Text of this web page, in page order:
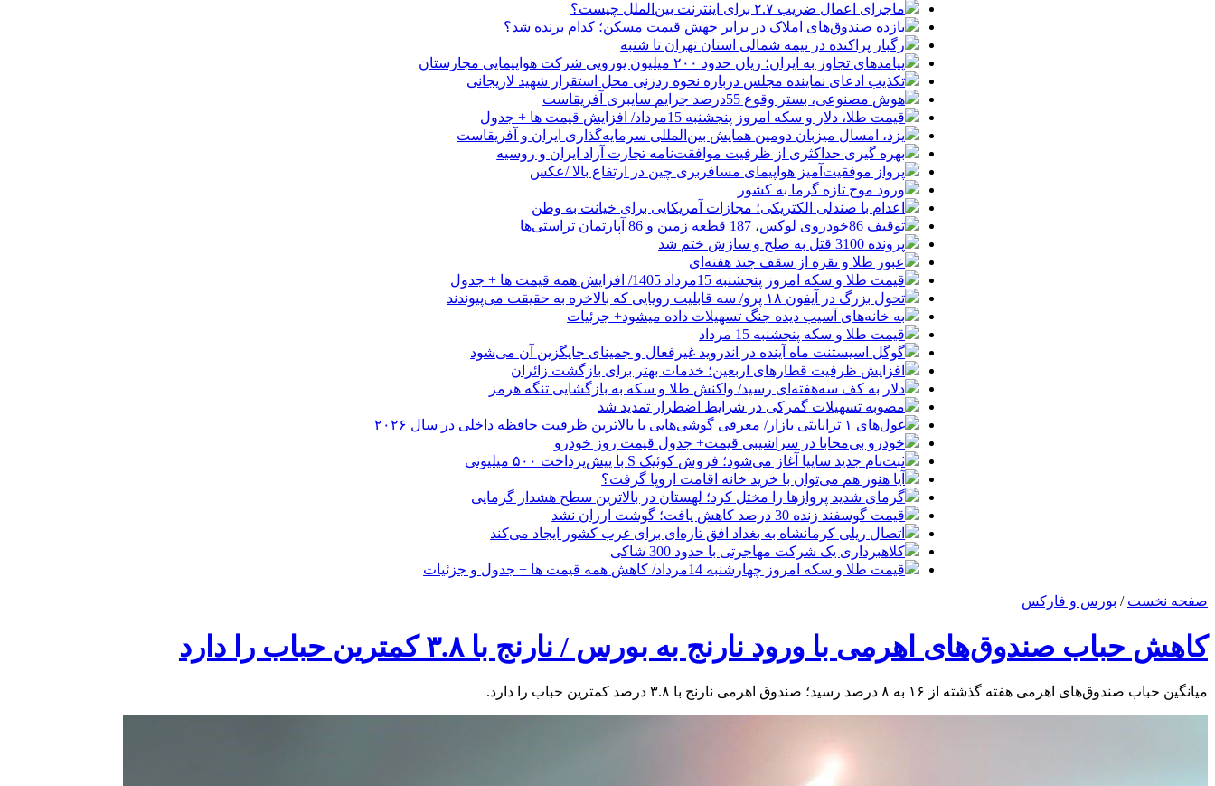
ماجرای اعمال ضریب ۲.۷ برای اینترنت بین‌الملل چیست؟
بازده صندوق‌های املاک در برابر جهش قیمت مسکن؛ کدام برنده شد؟
رگبار پراکنده در نیمه شمالی استان تهران تا شنبه
پیامدهای تجاوز به ایران؛ زیان حدود ۲۰۰ میلیون یورویی شرکت هواپیمایی مجارستان
تکذیب ادعای نماینده مجلس درباره نحوه ردزنی محل استقرار شهید لاریجانی
هوش مصنوعی، بستر وقوع 55درصد جرایم سایبری آفریقاست
قیمت طلا، دلار و سکه امروز پنجشنبه 15مرداد/ افزایش قیمت ها + جدول
یزد، امسال میزبان دومین همایش بین‌المللی سرمایه‌گذاری ایران و آفریقاست
بهره گیری حداکثری از ظرفیت موافقت‌نامه تجارت آزاد ایران و روسیه
پرواز موفقیت‌آمیز هواپیمای مسافربری چین در ارتفاع بالا /عکس
ورود موج تازه گرما به کشور
اعدام با صندلی الکتریکی؛ مجازات آمریکایی برای خیانت به وطن
توقیف 86خودروی لوکس، 187 قطعه زمین و 86 آپارتمان تراستی‌ها
پرونده 3100 قتل به صلح و سازش ختم شد
عبور طلا و نقره از سقف چند هفته‌ای
قیمت طلا و سکه امروز پنجشنبه 15مرداد 1405/ افزایش همه قیمت ها + جدول
تحول بزرگ در آیفون ۱۸ پرو/ سه قابلیت رویایی که بالاخره به حقیقت می‌پیوندند
به خانه‌های آسیب دیده جنگ تسهیلات داده میشود+ جزئیات
قیمت طلا و سکه پنجشنبه 15 مرداد
گوگل اسیستنت ماه آینده در اندروید غیرفعال و جمینای جایگزین آن می‌شود
افزایش ظرفیت قطارهای اربعین؛ خدمات بهتر برای بازگشت زائران
دلار به کف سه‌هفته‌ای رسید/ واکنش طلا و سکه به بازگشایی تنگه هرمز
مصوبه تسهیلات گمرکی در شرایط اضطرار تمدید شد
غول‌های ۱ ترابایتی بازار/ معرفی گوشی‌هایی با بالاترین ظرفیت حافظه داخلی در سال ۲۰۲۶
خودرو بی‌محابا در سراشیبی قیمت+ جدول قیمت روز خودرو
ثبت‌نام جدید سایپا آغاز می‌شود؛ فروش کوئیک S با پیش‌پرداخت ۵۰۰ میلیونی
آیا هنوز هم می‌توان با خرید خانه اقامت اروپا گرفت؟
گرمای شدید پروازها را مختل کرد؛ لهستان در بالاترین سطح هشدار گرمایی
قیمت گوسفند زنده 30 درصد کاهش یافت؛ گوشت ارزان نشد
اتصال ریلی کرمانشاه به بغداد افق تازه‌ای برای غرب کشور ایجاد می‌کند
کلاهبرداری یک شرکت مهاجرتی با حدود 300 شاکی
قیمت طلا و سکه امروز چهارشنبه 14مرداد/ کاهش همه قیمت ها + جدول و جزئیات
صفحه نخست / بورس و فارکس
کاهش حباب صندوق‌های اهرمی با ورود نارنج به بورس / نارنج با ۳.۸ کمترین حباب را دارد
میانگین حباب صندوق‌های اهرمی‌ هفته‌ گذشته از ۱۶ به ۸ درصد رسید؛ صندوق اهرمی نارنج با ۳.۸ درصد کمترین حباب را دارد.